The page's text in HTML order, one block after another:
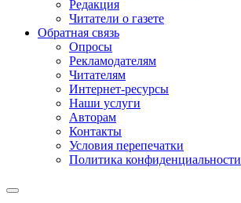
Редакция
Читатели о газете
Обратная связь
Опросы
Рекламодателям
Читателям
Интернет-ресурсы
Наши услуги
Авторам
Контакты
Условия перепечатки
Политика конфиденциальности